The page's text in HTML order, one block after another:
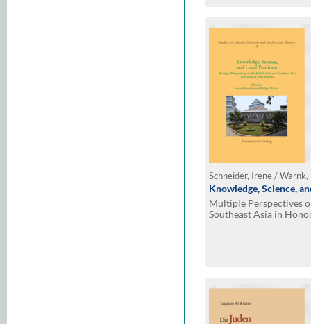
Schneider, Irene /
Knowledge, Science,
Multiple Perspectives
Southeast Asia in